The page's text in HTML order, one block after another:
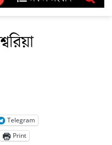
Telegram
Print